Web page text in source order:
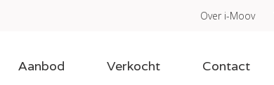
Over i-Moov
Aanbod Verkocht Contact